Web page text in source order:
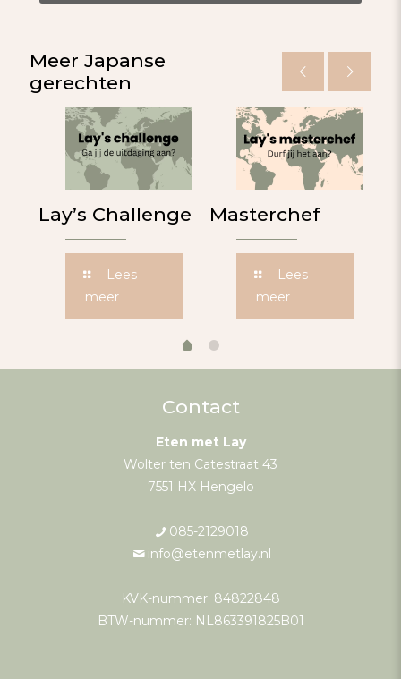
Meer Japanse
gerechten
Lay’s Challenge
Lees
meer
Masterchef
Lees
meer
Contact
Eten met Lay
Wolter ten Catestraat 43
7551 HX Hengelo
085-2129018
info@etenmetlay.nl
KVK-nummer: 84822848
BTW-nummer: NL863391825B01